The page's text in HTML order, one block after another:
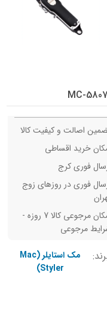
اصالت و کیفیت کالا
خرید اقساطی
فوری کرج
فوری در روزهای زوج
امکان مرجوعی کالا 7 روزه -
مرجوعی
مک استایلر (Mac
Styler)